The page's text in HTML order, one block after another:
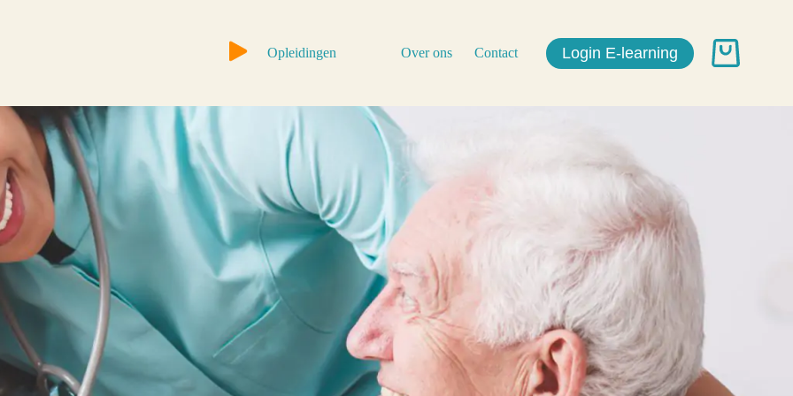
Opleidingen Over ons Contact Login E-learning Winkelwagen